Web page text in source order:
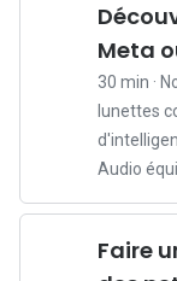
Meta
30 min ·
lunettes
Audio
Faire